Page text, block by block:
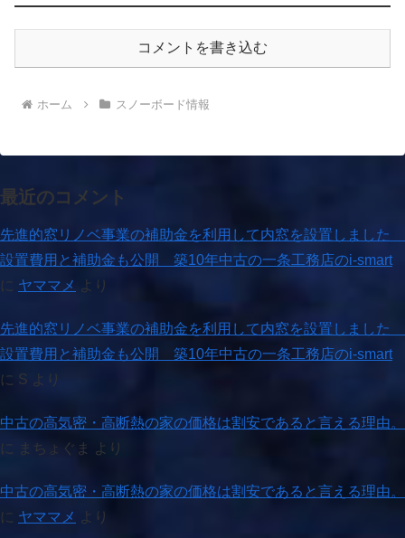
コメントを書き込む
ホーム スノーボード情報
最近のコメント
先進的窓リノベ事業の補助金を利用して内窓を設置しました
設置費用と補助金も公開 築10年中古の一条工務店のi-smart
に ヤママメ より
先進的窓リノベ事業の補助金を利用して内窓を設置しました
設置費用と補助金も公開 築10年中古の一条工務店のi-smart
に S より
中古の高気密・高断熱の家の価格は割安であると言える理由。
に
まちょぐま より
中古の高気密・高断熱の家の価格は割安であると言える理由。
に ヤママメ より